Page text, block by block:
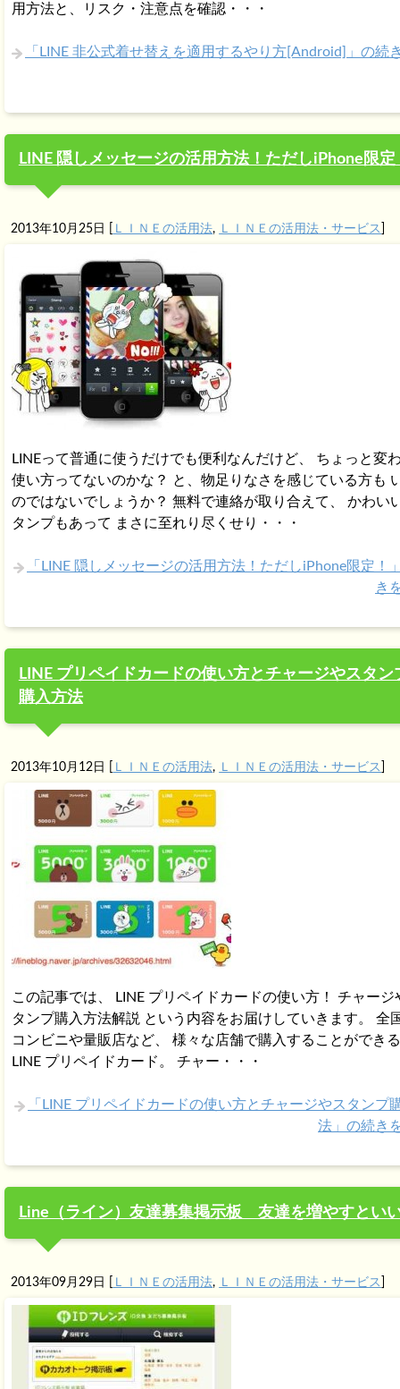
用方法と、リスク・注意点を確認・・・
「LINE 非公式着せ替えを適用するやり方[Android]」の続
LINE 隠しメッセージの活用方法！ただしiPhone限定
2013年10月25日 ＬＩＮＥの活用法, ＬＩＮＥの活用法・サービス
LINEって普通に使うだけでも便利なんだけど、 ちょっと変
使い方ってないのかな？ と、物足りなさを感じている方も
のではないでしょうか？ 無料で連絡が取り合えて、 かわい
タンプもあって まさに至れり尽くせり・・・
「LINE 隠しメッセージの活用方法！ただしiPhone限定！
き
LINE プリペイドカードの使い方とチャージやスタン
購入方法
2013年10月12日 ＬＩＮＥの活用法, ＬＩＮＥの活用法・サービス
この記事では、 LINE プリペイドカードの使い方！ チャージ
タンプ購入方法解説 という内容をお届けしていきます。 全
コンビニや量販店など、 様々な店舗で購入することができる
LINE プリペイドカード。 チャー・・・
「LINE プリペイドカードの使い方とチャージやスタンプ
法」の続き
Line（ライン）友達募集掲示板 友達を増やすとい
2013年09月29日 ＬＩＮＥの活用法, ＬＩＮＥの活用法・サービス ]